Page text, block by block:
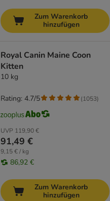
Zum Warenkorb
hinzufügen
Royal Canin Maine Coon
Kitten
10 kg
UVP 119,90 €
91,49 €
9,15 € / kg
86,92 €
Rating: 4.7/5 (1053)
Zum Warenkorb
hinzufügen